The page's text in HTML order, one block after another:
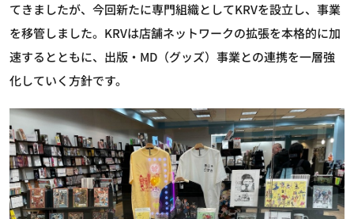
てきましたが、今回新たに専門組織としてKRVを設立し、事業
を移管しました。KRVは店舗ネットワークの拡張を本格的に加
速するとともに、出版・MD（グッズ）事業との連携を一層強
化していく方針です。